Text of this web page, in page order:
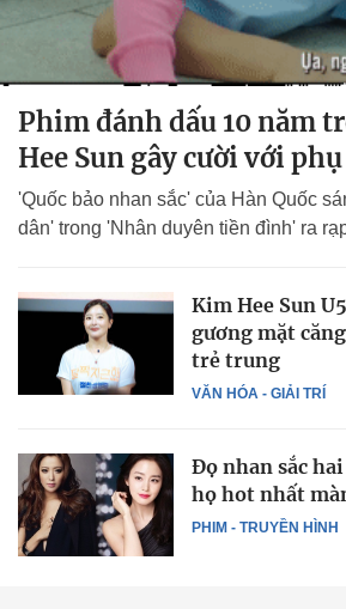
Phim đánh dấu 10 năm
Hee Sun gây cười với
'Quốc bảo nhan sắc' của Hàn Quốc
dân' trong 'Nhân duyên tiền đình' ra
VĂN HÓA - GIẢI TRÍ
Kim Hee Sun
gương mặt
trẻ trung
PHIM - TRUYỀN HÌNH
Đọ nhan sắc
họ hot nhất